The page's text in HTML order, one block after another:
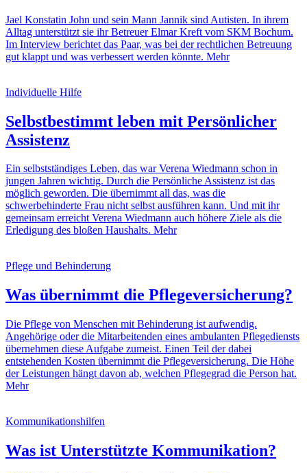
Jael Konstatin John und sein Mann Jannik sind Autisten. In ihrem
Alltag unterstützt sie ihr Betreuer Elmar Kreft vom SKM Bochum.
Im Interview berichtet das Paar, was bei der rechtlichen Betreuung
gut klappt und was verbessert werden könnte. Mehr
Individuelle Hilfe
Selbstbestimmt leben mit Persönlicher
Assistenz
Ein selbstständiges Leben, das war Verena Wiedmann schon in
jungen Jahren wichtig. Durch die Persönliche Assistenz ist das
möglich geworden. Die übernimmt all das, was die
schwerbehinderte Frau nicht selbst ausführen kann. Und mit ihr
gemeinsam erreicht Verena Wiedmann auch höhere Ziele als die
Erledigung des bloßen Haushalts. Mehr
Pflege und Behinderung
Was übernimmt die Pflegeversicherung?
Die Pflege von Menschen mit Behinderung ist aufwendig.
Angehörige oder die Mitarbeitenden eines ambulanten Pflegediensts
übernehmen diese Aufgabe zumeist. Einen Teil der dabei
entstehenden Kosten übernimmt die Pflegeversicherung. Die Höhe
der Leistungen hängt davon ab, welchen Pflegegrad die Person hat.
Mehr
Kommunikationshilfen
Was ist Unterstützte Kommunikation?